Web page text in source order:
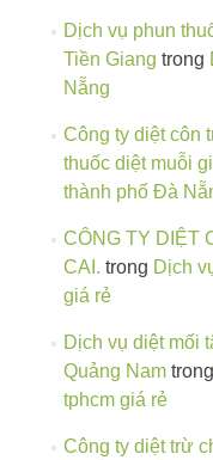
Dịch vụ phun
Tiền Giang trong
Nẵng
Công ty diệt côn
thuốc diệt muỗi
thành phố Đà
CÔNG TY DIỆT
CAI. trong Dịch
giá rẻ
Dịch vụ diệt mối
Quảng Namtrong
tphcm giá rẻ
Công ty diệt trừ